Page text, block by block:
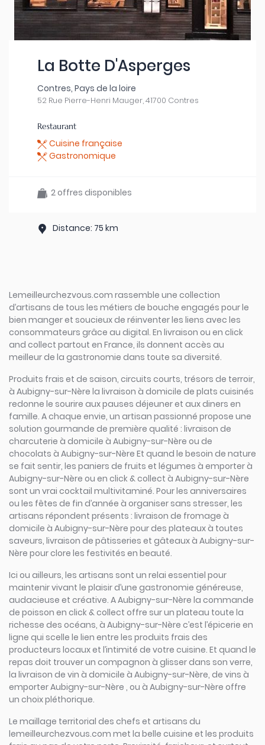
La Botte D'Asperges
Contres, Pays de la loire
52 Rue Pierre-Henri Mauger, 41700 Contres
Restaurant
Cuisine française
Gastronomique
2 offres disponibles
Distance: 75 km
Lemeilleurchezvous.com rassemble une collection
d’artisans de tous les métiers de bouche engagés pour le
bien manger et soucieux de réinventer les liens avec les
consommateurs grâce au digital. En livraison ou en click
and collect partout en France, ils donnent accès au
meilleur de la gastronomie dans toute sa diversité.
Produits frais et de saison, circuits courts, trésors de terroir,
à Aubigny-sur-Nère la livraison à domicile de plats cuisinés
redonne le sourire aux pauses déjeuner et aux diners en
famille. A chaque envie, un artisan passionné propose une
solution gourmande de première qualité : livraison de
charcuterie à domicile à Aubigny-sur-Nère ou de
chocolats à Aubigny-sur-Nère Et quand le besoin de nature
se fait sentir, les paniers de fruits et légumes à emporter à
Aubigny-sur-Nère ou en click & collect à Aubigny-sur-Nère
sont un vrai cocktail multivitaminé. Pour les anniversaires
ou les fêtes de fin d’année à organiser sans stresser, les
artisans répondent présents : livraison de fromage à
domicile à Aubigny-sur-Nère pour des plateaux à toutes
saveurs, livraison de pâtisseries et gâteaux à Aubigny-sur-
Nère pour clore les festivités en beauté.
Ici ou ailleurs, les artisans sont un relai essentiel pour
maintenir vivant le plaisir d’une gastronomie généreuse,
audacieuse et créative. A Aubigny-sur-Nère la commande
de poisson en click & collect offre sur un plateau toute la
richesse des océans, à Aubigny-sur-Nère c’est l’épicerie en
ligne qui scelle le lien entre les produits frais des
producteurs locaux et l’intimité de votre cuisine. Et quand le
repas doit trouver un compagnon à glisser dans son verre,
la livraison de vin à domicile à Aubigny-sur-Nère, de vins à
emporter Aubigny-sur-Nère , ou à Aubigny-sur-Nère offre
un choix pléthorique.
Le maillage territorial des chefs et artisans du
lemeilleurchezvous.com met la belle cuisine et les produits